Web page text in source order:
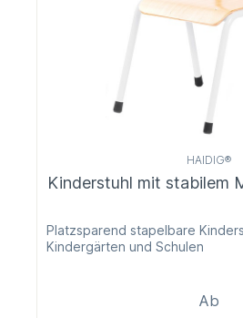
HAIDIG®
Kinderstuhl mit stabilem
Platzsparend stapelbare
Kindergärten und Schulen
Ab